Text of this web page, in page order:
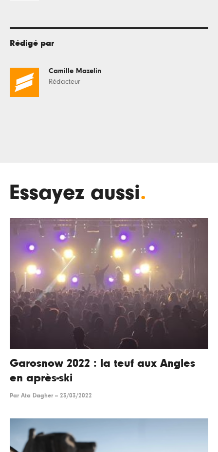
Rédigé par
Camille Mazelin
Rédacteur
Essayez aussi.
Garosnow 2022 : la teuf aux Angles
en après-ski
Par Ata Dagher -- 23/03/2022